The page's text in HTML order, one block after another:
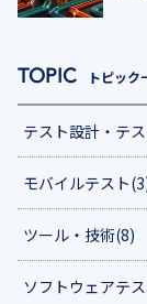
トピック
テスト設計・テ
モバイルテスト
ツール・技術(8)
ソフトウェアテ